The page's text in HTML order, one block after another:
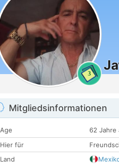
3
Mitgliedsinformationen
Age
62 Jahre
Hier für
Land